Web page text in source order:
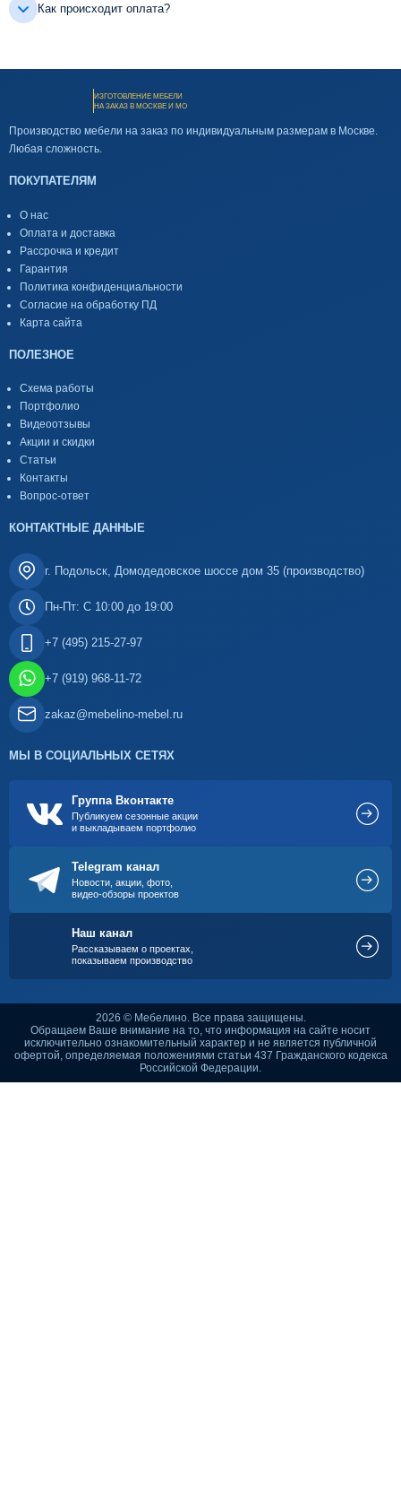
Как происходит оплата?
ИЗГОТОВЛЕНИЕ МЕБЕЛИ
НА ЗАКАЗ В МОСКВЕ И МО
Производство мебели на заказ по индивидуальным размерам в Москве.
Любая сложность.
ПОКУПАТЕЛЯМ
О нас
Оплата и доставка
Рассрочка и кредит
Гарантия
Политика конфиденциальности
Согласие на обработку ПД
Карта сайта
ПОЛЕЗНОЕ
Схема работы
Портфолио
Видеоотзывы
Акции и скидки
Статьи
Контакты
Вопрос-ответ
КОНТАКТНЫЕ ДАННЫЕ
г. Подольск, Домодедовское шоссе дом 35 (производство)
Пн-Пт: С 10:00 до 19:00
+7 (495) 215-27-97
+7 (919) 968-11-72
zakaz@mebelino-mebel.ru
МЫ В СОЦИАЛЬНЫХ СЕТЯХ
Группа Вконтакте
Публикуем сезонные акции
и выкладываем портфолио
Telegram канал
Новости, акции, фото,
видео-обзоры проектов
Наш канал
Рассказываем о проектах,
показываем производство
2026 © Мебелино. Все права защищены.
Обращаем Ваше внимание на то, что информация на сайте носит
исключительно ознакомительный характер и не является публичной
офертой, определяемая положениями статьи 437 Гражданского кодекса
Российской Федерации.